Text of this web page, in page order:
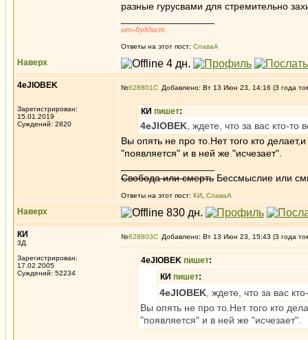
разные гурусвами для стремительно
нео-буддист
Ответы на этот пост: СлаваА
Наверх
4eJIOBEK
Зарегистрирован:
15.01.2019
Суждений: 2820
№628801 Добавлено: Вт 13 Июн 23, 14:16 (3 года
КИ пишет:
4eJIOBEK , ждете, что за вас кто-то
Вы опять не про то.Нет того кто
"появляется" и в ней же "исчезает".
Свобода или смерть Бессмыслие или
Ответы на этот пост: КИ СлаваА
Наверх
КИ
3Д
Зарегистрирован:
17.02.2005
Суждений: 52234
№628803 Добавлено: Вт 13 Июн 23, 15:43 (3 года
4eJIOBEK пишет:
КИ пишет:
4eJIOBEK , ждете, что за вас
Вы опять не про то.Нет того кто
"появляется" и в ней же "исчезает".